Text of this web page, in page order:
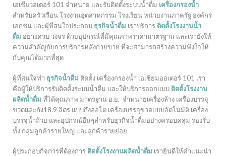
เอเชียวอเตอร์ 101 จำหน่าย และรับติดตั้งระบบน้ำดื่ม เครื่องกรองน้ำ
สำหรับครัวเรือน โรงงานอุตสาหกรรม โรงเรียน หน่วยงานภาครัฐ องค์กร
เอกชน และผู้ที่สนใจประกอบ ธุรกิจน้ำดื่ม เราบริการ ติดตั้งโรงงานน้ำ
ดื่ม อย่างครบ วงจร ด้วยอุปกรณ์ที่มีคุณภาพราคามาตรฐาน และเรายังให้
ความสำคัญกับการบริการหลังกายขาย ที่จะสามารถสร้างความพึงใจให้
กับคุณได้มากที่สุด
ผู้ที่สนใจทำ ธุรกิจน้ำดื่ม ติดตั้ง เครื่องกรองน้ำ เอเชียมออเตอร์ 101 เรา
คือผู้ให้บริการรับติดตั้งระบบน้ำดื่ม และให้บริการออกแบบ ติดตั้งโรงงาน
ผลิตน้ำดื่ม ที่ได้คุณภาพ มาตรฐาน อ.ย. จำหน่ายเครื่องล้าง เครื่องบรรจุ
ขวดและถัง18.9 ลิตร แบบกึ่งออโต เครื่องบรรจุขวดแบบอัตโนมัติ เครื่อง
บรรจุน้ำถ้วย และอุปกรณ์อื่นๆสำหรับธุรกิจน้ำดื่มอย่างครอบคลุม รองรับ
ทั้ง กลุ่มลูกค้ารายใหญ่ และลูกค้ารายย่อย
ผู้ประกอบกิจการที่ต้องการ ติดตั้งโรงงานผลิตน้ำดื่ม เรายินดีให้คำแนะนำ